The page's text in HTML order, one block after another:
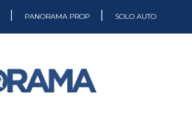
PANORAMA PROP SOLO AUTO